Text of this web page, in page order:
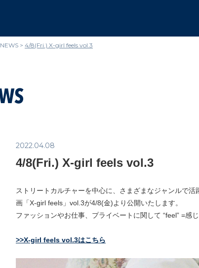
NEWS 4/8(Fri.) X-girl feels vol.3
2022.04.08
4/8(Fri.) X-girl feels vol.3
ストリートカルチャーを中心に、さまざまなジャンルで
画「X-girl feels」vol.3が4/8(金)より公開いたします。
ファッションやお仕事、プライベートに関して “feel” =感
>>X-girl feels vol.3はこちら